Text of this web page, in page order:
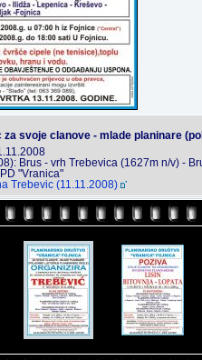
svoje clanove - mlade planinare
Brus - vrh Trebevica (1627m n/v) -
"Vranica"
Trebevic (11.11.2008)